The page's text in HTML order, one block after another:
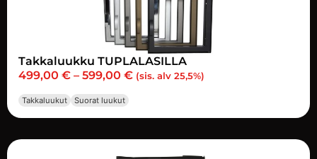
Takkaluukku TUPLALASILLA
499,00 € – 599,00 € (sis. alv 25,5%)
Takkaluukut Suorat luukut